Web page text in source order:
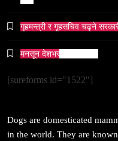
ओली र लेखक पक्राउ
प्रतिशोध होइन,
गृहमन्त्री र गृहसचिव चढ्ने
मनसून देशभर प्रवेश गर्दै ।
[sureforms id="1522"]
Dogs are domesticated
in the world. They are